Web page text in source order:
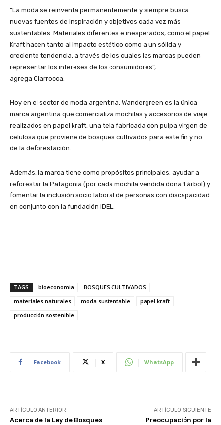
“La moda se reinventa permanentemente y siempre busca
nuevas fuentes de inspiración y objetivos cada vez más
sustentables. Materiales diferentes e inesperados, como el papel
Kraft hacen tanto al impacto estético como a un sólida y
creciente tendencia, a través de los cuales las marcas pueden
representar los intereses de los consumidores”,
agrega Ciarrocca.
Hoy en el sector de moda argentina, Wandergreen es la única
marca argentina que comercializa mochilas y accesorios de viaje
realizados en papel kraft, una tela fabricada con pulpa virgen de
celulosa que proviene de bosques cultivados para este fin y no
de la deforestación.
Además, la marca tiene como propósitos principales: ayudar a
reforestar la Patagonia (por cada mochila vendida dona 1 árbol) y
fomentar la inclusión socio laboral de personas con discapacidad
en conjunto con la fundación IDEL.
TAGS bioeconomia
BOSQUES CULTIVADOS
materiales naturales
moda sustentable
papel kraft
producción sostenible
Facebook X WhatsApp
ARTÍCULO ANTERIOR
Acerca de la Ley de Bosques
ARTÍCULO SIGUIENTE
Preocupación por la